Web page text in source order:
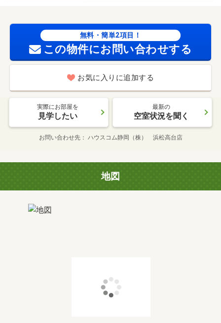
無料・簡単2項目！
この物件にお問い合わせする
お気に入りに追加する
実際にお部屋を
見学したい
最新の
空室状況を聞く
お問い合わせ先 ハウスコム静岡（株） 浜松高台店
地図